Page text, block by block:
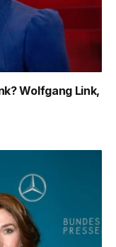
Wolfgang Link,